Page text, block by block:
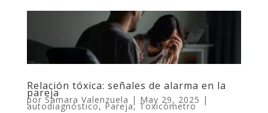
Relación tóxica: señales de alarma en la
pareja
por Samara Valenzuela | May 29, 2025 |
autodiagnóstico,Pareja, Toxicómetro